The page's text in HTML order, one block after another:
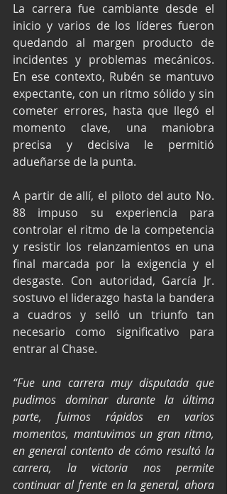
La carrera fue cambiante desde el
inicio y varios de los líderes fueron
quedando al margen producto de
incidentes y problemas mecánicos.
En ese contexto, Rubén se mantuvo
expectante, con un ritmo sólido y sin
cometer errores, hasta que llegó el
momento clave, una maniobra
precisa y decisiva le permitió
adueñarse de la punta.
A partir de allí, el piloto del auto No.
88 impuso su experiencia para
controlar el ritmo de la competencia
y resistir los relanzamientos en una
final marcada por la exigencia y el
desgaste. Con autoridad, García Jr.
sostuvo el liderazgo hasta la bandera
a cuadros y selló un triunfo tan
necesario como significativo para
entrar al Chase.
“Fue una carrera muy disputada que
pudimos dominar durante la última
parte, fuimos rápidos en varios
momentos, mantuvimos un gran ritmo,
en general contento de cómo resultó la
carrera, la victoria nos permite
continuar al frente en la general, ahora